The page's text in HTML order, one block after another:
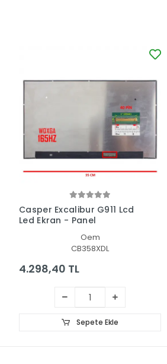
Casper Excalibur G911 Lcd
Led Ekran - Panel
Oem
CB358XDL
4.298,40 TL
Sepete Ekle